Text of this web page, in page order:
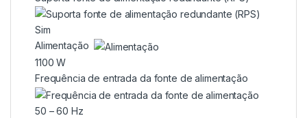
Sim
Alimentação
1100 W
Frequência de entrada da fonte de alimentação
50 – 60 Hz